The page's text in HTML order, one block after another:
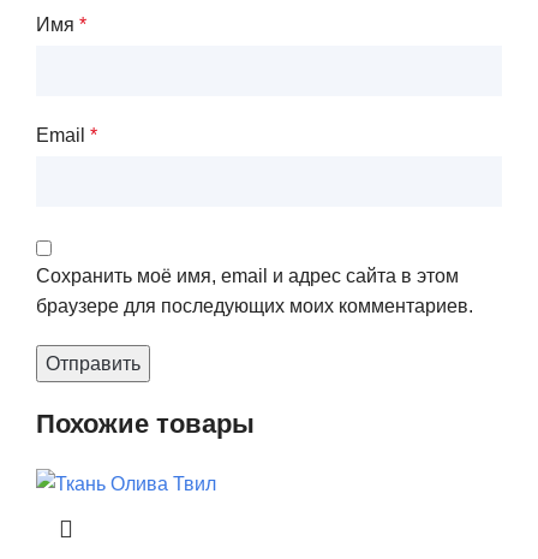
Имя *
Email *
Сохранить моё имя, email и адрес сайта в этом
браузере для последующих моих комментариев.
Похожие товары